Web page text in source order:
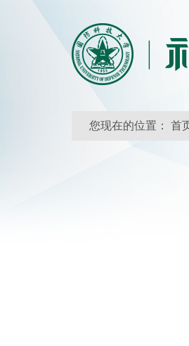
您现在的位置： 首